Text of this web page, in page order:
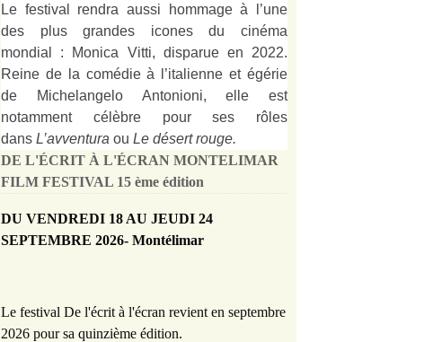
Le festival rendra aussi hommage à l’une
des plus grandes icones du cinéma
mondial : Monica Vitti, disparue en 2022.
Reine de la comédie à l’italienne et égérie
de Michelangelo Antonioni, elle est
notamment célèbre pour ses rôles
dans L’avventura ou Le désert rouge.
DE L'ÉCRIT À L'ÉCRAN MONTELIMAR
FILM FESTIVAL 15 ème édition
DU VENDREDI 18 AU JEUDI 24
SEPTEMBRE 2026- Montélimar
Le festival De l'écrit à l'écran revient en septembre
2026 pour sa quinzième édition.